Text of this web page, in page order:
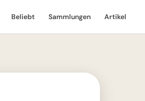
Beliebt Sammlungen Artikel